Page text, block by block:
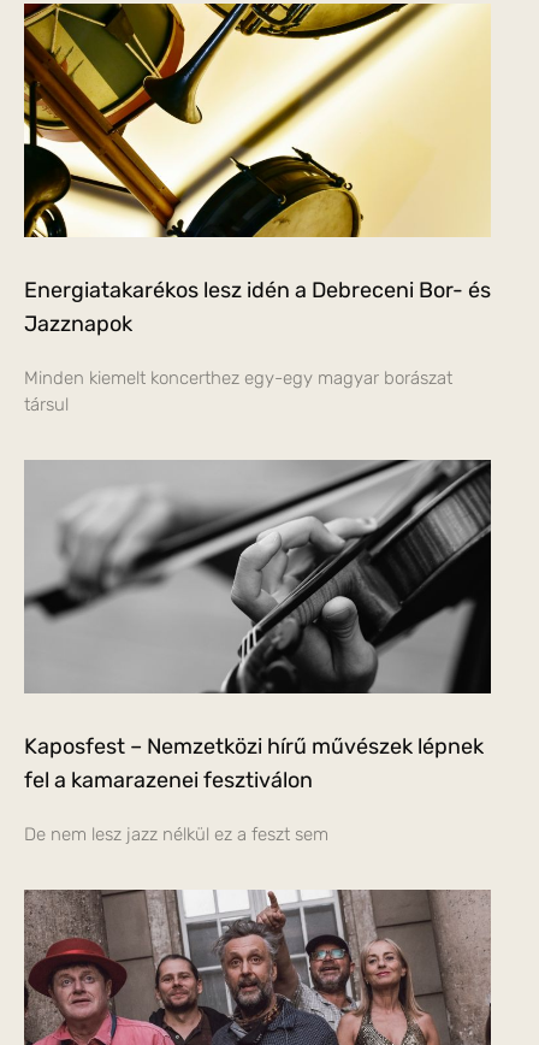
Energiatakarékos lesz idén a Debreceni Bor- és
Jazznapok
Minden kiemelt koncerthez egy-egy magyar borászat
társul
Kaposfest – Nemzetközi hírű művészek lépnek
fel a kamarazenei fesztiválon
De nem lesz jazz nélkül ez a feszt sem